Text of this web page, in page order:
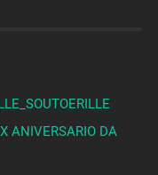
ANIVERSARIO DA